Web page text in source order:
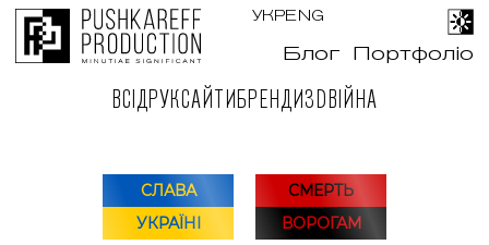
УКРENG
Блог Портфоліо
ВСІДРУКСАЙТИБРЕНДИ3DВІЙНА
СЛАВА
УКРАЇНІ
СМЕРТЬ
ВОРОГАМ